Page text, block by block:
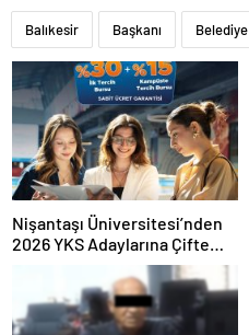
Balıkesir Başkanı Belediye
Nişantaşı Üniversitesi’nden
2026 YKS Adaylarına Çifte
Güvence: Sabit Ücret ve
Kesintisiz Burs